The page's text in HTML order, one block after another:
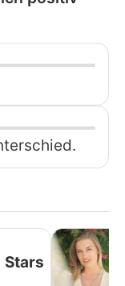
Stars